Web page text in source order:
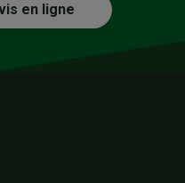
en ligne